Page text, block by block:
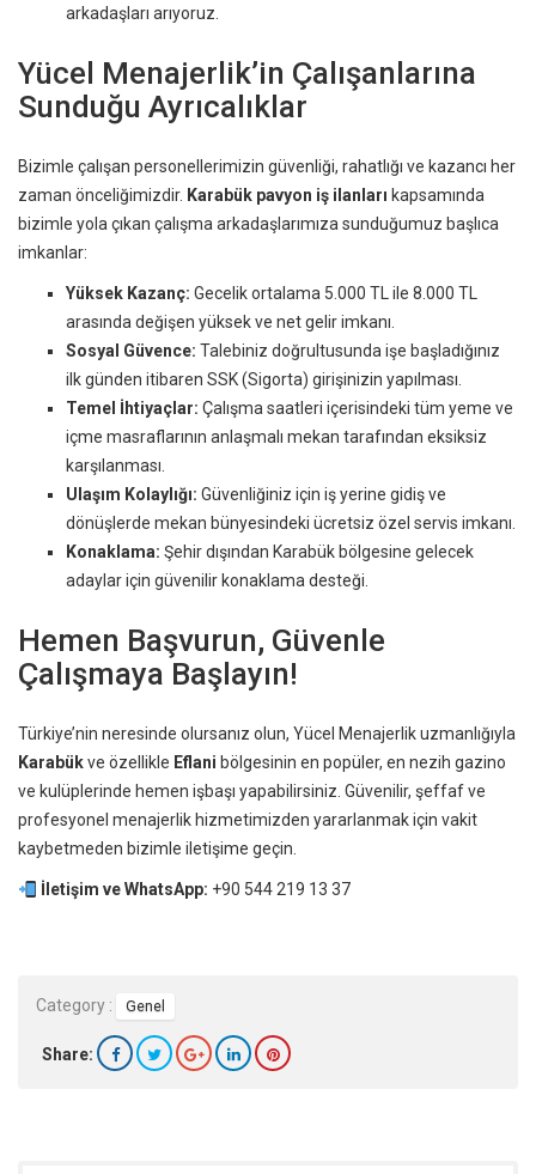
arkadaşları arıyoruz.
Yücel Menajerlik’in Çalışanlarına
Sunduğu Ayrıcalıklar
Bizimle çalışan personellerimizin güvenliği, rahatlığı ve kazancı her
zaman önceliğimizdir. Karabük pavyon iş ilanları kapsamında
bizimle yola çıkan çalışma arkadaşlarımıza sunduğumuz başlıca
imkanlar:
Yüksek Kazanç: Gecelik ortalama 5.000 TL ile 8.000 TL
arasında değişen yüksek ve net gelir imkanı.
Sosyal Güvence: Talebiniz doğrultusunda işe başladığınız
ilk günden itibaren SSK (Sigorta) girişinizin yapılması.
Temel İhtiyaçlar: Çalışma saatleri içerisindeki tüm yeme ve
içme masraflarının anlaşmalı mekan tarafından eksiksiz
karşılanması.
Ulaşım Kolaylığı: Güvenliğiniz için iş yerine gidiş ve
dönüşlerde mekan bünyesindeki ücretsiz özel servis imkanı.
Konaklama: Şehir dışından Karabük bölgesine gelecek
adaylar için güvenilir konaklama desteği.
Hemen Başvurun, Güvenle
Çalışmaya Başlayın!
Türkiye’nin neresinde olursanız olun, Yücel Menajerlik uzmanlığıyla
Karabükve özellikle Eflani bölgesinin en popüler, en nezih gazino
ve kulüplerinde hemen işbaşı yapabilirsiniz. Güvenilir, şeffaf ve
profesyonel menajerlik hizmetimizden yararlanmak için vakit
kaybetmeden bizimle iletişime geçin.
İletişim ve WhatsApp: +90 544 219 13 37
Category : Genel
Share: